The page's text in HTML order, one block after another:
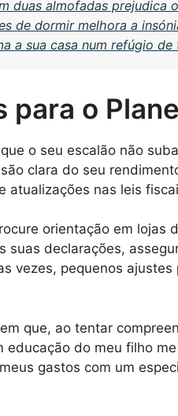
duas almofadas prejudica
de dormir melhora a
a sua casa num refúgio de
para o
o seu escalão não
clara do seu
atualizações nas leis
orientação em lojas
suas declarações,
vezes, pequenos
que, ao tentar
do meu filho
gastos com um